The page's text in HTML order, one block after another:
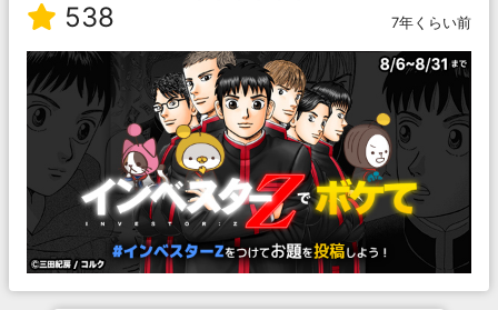
538 7年くらい前